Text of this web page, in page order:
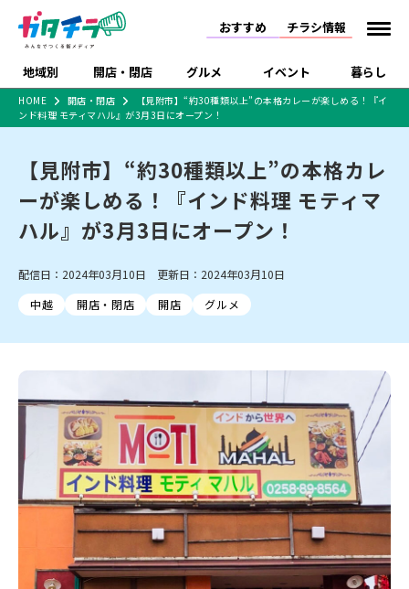
おすすめ チラシ情報
地域別 開店・閉店 グルメ イベント 暮らし
新潟市 下越
中越 上越
佐渡
新潟市南区
新潟市江南区 新潟市秋葉区
新潟市西蒲区
村上・関川
新発田・聖籠
胎内・粟島
三条・加茂・田上
五泉・阿賀野・阿賀
燕・弥彦
長岡・見附
小千谷・十日町・津南
魚沼・南魚沼・湯沢
柏崎・刈羽・出雲崎
上越・妙高・糸魚川
開店 閉店
リニューアル・移転 休業 開店まとめ
新潟市・開店
新潟市・閉店
長岡市・開店
長岡市・閉店
上越市・開店
上越市・閉店
ラーメン・開店
ラーメン・閉店
ラーメン 現地レポート
和食 洋食
スイーツ
季節・期間限定
カフェ
居酒屋・バー 焼肉
パスタ
パン・ベーカリー
タレカツ・豚カツ
デカ盛り・大盛り
旨辛・激辛
定食・町定食 海鮮・鮨
そば・うどん
日本酒・新潟清酒
ワイン・クラフトビール
ケーキ・パフェ
ビアガーデン・暑気払い
体験・販売 祭り・伝統行事
趣味・展示会 ライブ・コンサート
スポーツ
住宅展示場
完成見学会 学生スポーツ アルビレックス
施設・ショップ
住宅メーカー・工務
店
食品メーカー・県産
習い事・塾 アパレル・雑貨
フィットネス・ジム
観光スポット
温泉・入浴 ホテル 旅館
水族館
リラクゼーション・整体
スキー場
リユース・買取
ビルボードプレイスBP
新潟伊勢丹
ピア万代
リバーサイド千秋
パティオPATIO
特売セール インタビュー
特集・まとめ記事
セツコママ ランキング 新潟人
キャンペーン
開店まとめ
閉店まとめ 人気記事まとめ
食品スーパー・コンビ
ショッピングモール・
大型施設
ドラッグストア・ホーム
センター
ファッション 生活サービス
冠婚葬祭
習い事・塾 通販・EC イベント
求人
官公庁・自治体
新潟市 チラシ
長岡・見附 チラシ
上越・妙高・糸魚川 チラシ
注目 チラシ
週末セール
火曜セール
オープン・リニューアルセール
周年祭・感謝祭セール
年末・初売りセール
HOME 開店・閉店
【見附市】“約30種類以上”の本格カレーが楽しめる！『イ
ンド料理 モティマハル』が3月3日にオープン！
【見附市】“約30種類以上”の本格カレ
ーが楽しめる！『インド料理 モティマ
ハル』が3月3日にオープン！
配信日：2024年03月10日 更新日：2024年03月10日
中越
開店・閉店 開店 グルメ